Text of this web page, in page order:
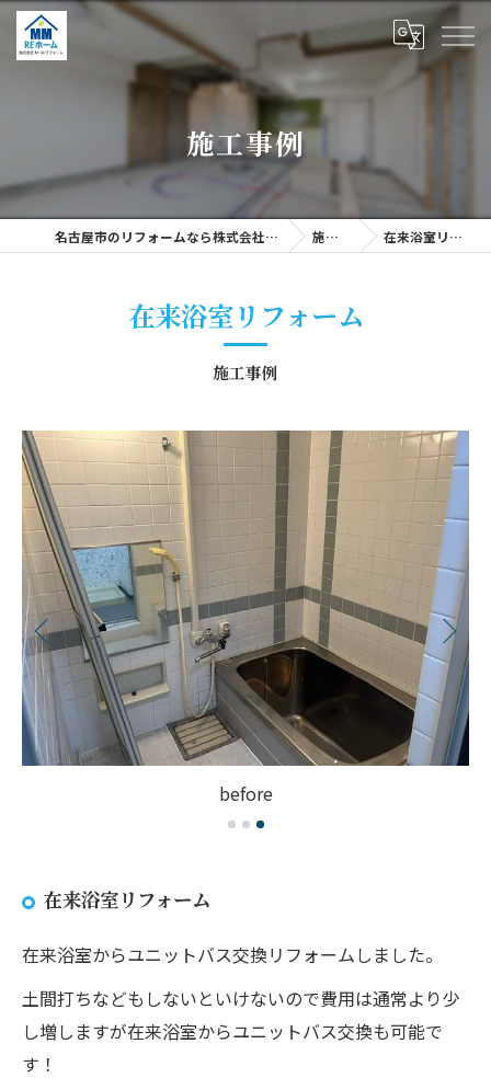
施工事例
名古屋市のリフォームなら株式会社M・Mリフォーム 施工事例 在来浴室リフォーム
施工事例
在来浴室リフォーム
before
在来浴室リフォーム
在来浴室からユニットバス交換リフォームしました。
土間打ちなどもしないといけないので費用は通常より少
し増しますが在来浴室からユニットバス交換も可能で
す！